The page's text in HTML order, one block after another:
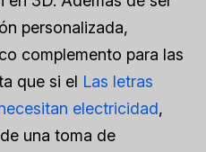
personalizada,
complemento para las
que si el Las letras
electricidad,
una toma de